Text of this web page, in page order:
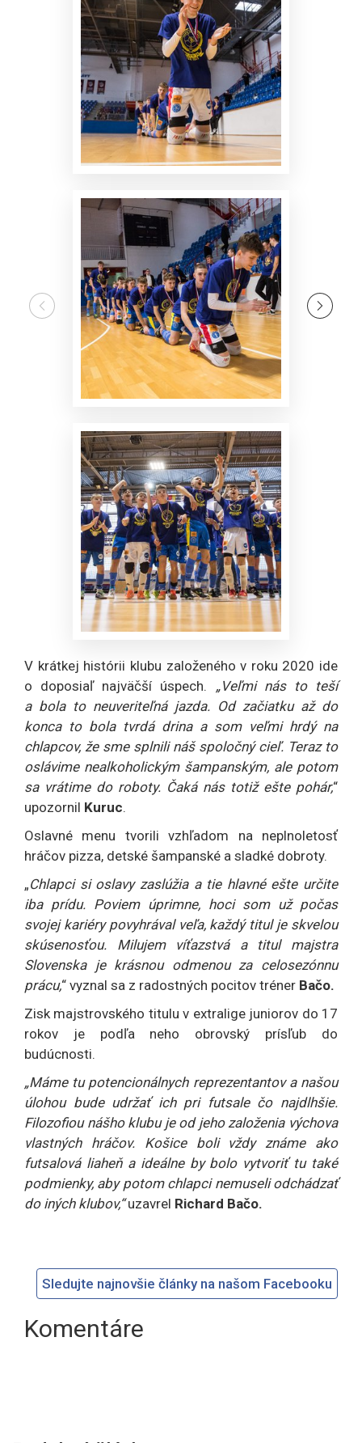
V krátkej histórii klubu založeného v roku 2020 ide
o doposiaľ najväčší úspech.
„Veľmi nás to teší
a bola to neuveriteľná jazda. Od začiatku až do
konca to bola tvrdá drina a som veľmi hrdý na
chlapcov, že sme splnili náš spoločný cieľ. Teraz to
oslávime nealkoholickým šampanským, ale potom
sa vrátime do roboty. Čaká nás totiž ešte pohár,“
upozornil Kuruc.
Oslavné menu tvorili vzhľadom na neplnoletosť
hráčov pizza, detské šampanské a sladké dobroty.
„Chlapci si oslavy zaslúžia a tie hlavné ešte určite
iba prídu. Poviem úprimne, hoci som už počas
svojej kariéry povyhrával veľa, každý titul je skvelou
skúsenosťou. Milujem víťazstvá a titul majstra
Slovenska je krásnou odmenou za celosezónnu
prácu,“ vyznal sa z radostných pocitov tréner Bačo.
Zisk majstrovského titulu v extralige juniorov do 17
rokov je podľa neho obrovský prísľub do
budúcnosti.
„Máme tu potencionálnych reprezentantov a našou
úlohou bude udržať ich pri futsale čo najdlhšie.
Filozofiou nášho klubu je od jeho založenia výchova
vlastných hráčov. Košice boli vždy známe ako
futsalová liaheň a ideálne by bolo vytvoriť tu také
podmienky, aby potom chlapci nemuseli odchádzať
do iných klubov,“uzavrel Richard Bačo.
Sledujte najnovšie články na našom Facebooku
Komentáre